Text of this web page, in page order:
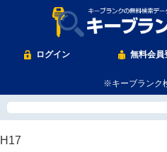
ログイン 無料会員
※キーブランク
H17